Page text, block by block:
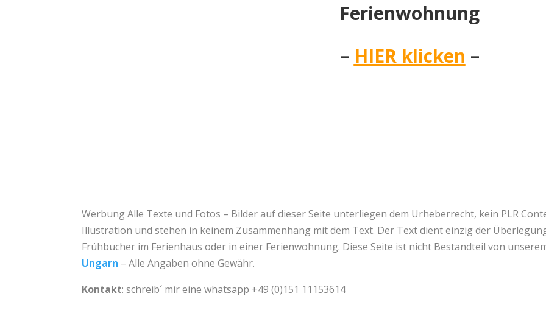
Ferienwohnung
– HIER klicken –
Werbung Alle Texte und Fotos – Bilder auf dieser Seite unterliegen dem Urheberrecht, kein PLR
Illustration und stehen in keinem Zusammenhang mit dem Text. Der Text dient einzig der
Frühbucher im Ferienhaus oder in einer Ferienwohnung. Diese Seite ist nicht Bestandteil von
Ungarn – Alle Angaben ohne Gewähr.
Kontakt: schreib´ mir eine whatsapp +49 (0)151 11153614